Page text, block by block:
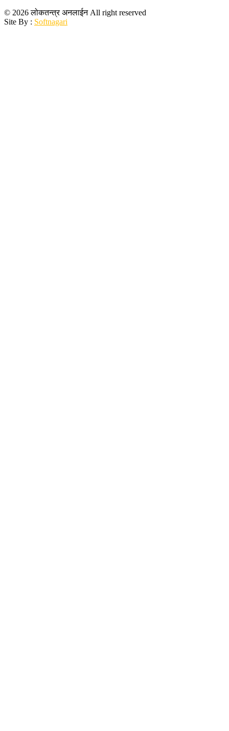
© 2026 लोकतन्त्र अनलाईन All right reserved
Site By : Softnagari